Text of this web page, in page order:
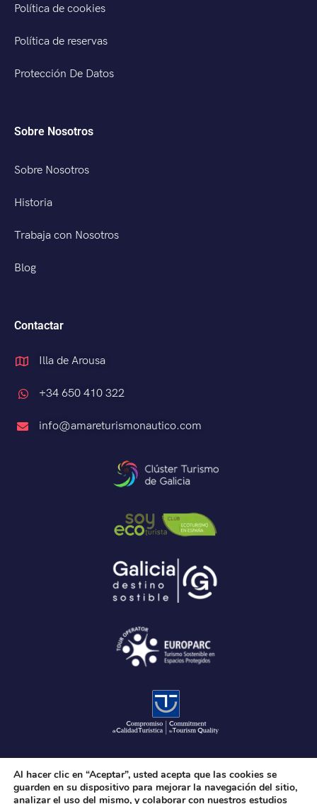
Política de cookies
Política de reservas
Protección De Datos
Sobre Nosotros
Sobre Nosotros
Historia
Trabaja con Nosotros
Blog
Contactar
Illa de Arousa
+34 650 410 322
info@amareturismonautico.com
Al hacer clic en “Aceptar”, usted acepta que las cookies se
guarden en su dispositivo para mejorar la navegación del sitio,
analizar el uso del mismo, y colaborar con nuestros estudios